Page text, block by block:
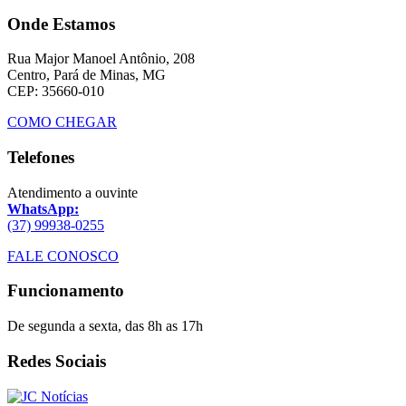
Onde Estamos
Rua Major Manoel Antônio, 208
Centro, Pará de Minas, MG
CEP: 35660-010
COMO CHEGAR
Telefones
Atendimento a ouvinte
WhatsApp:
(37) 99938-0255
FALE CONOSCO
Funcionamento
De segunda a sexta, das 8h as 17h
Redes Sociais